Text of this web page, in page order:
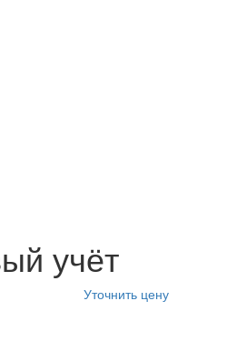
учёт
Уточнить цену